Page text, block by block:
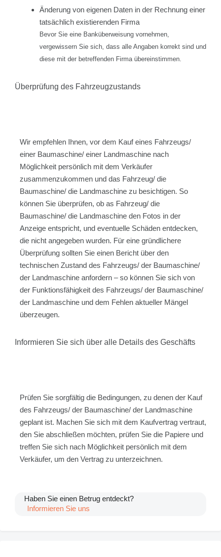
Änderung von eigenen Daten in der Rechnung einer
tatsächlich existierenden Firma
Bevor Sie eine Banküberweisung vornehmen,
vergewissern Sie sich, dass alle Angaben korrekt sind und
diese mit der betreffenden Firma übereinstimmen.
Überprüfung des Fahrzeugzustands
Wir empfehlen Ihnen, vor dem Kauf eines Fahrzeugs/
einer Baumaschine/ einer Landmaschine nach
Möglichkeit persönlich mit dem Verkäufer
zusammenzukommen und das Fahrzeug/ die
Baumaschine/ die Landmaschine zu besichtigen. So
können Sie überprüfen, ob as Fahrzeug/ die
Baumaschine/ die Landmaschine den Fotos in der
Anzeige entspricht, und eventuelle Schäden entdecken,
die nicht angegeben wurden. Für eine gründlichere
Überprüfung sollten Sie einen Bericht über den
technischen Zustand des Fahrzeugs/ der Baumaschine/
der Landmaschine anfordern – so können Sie sich von
der Funktionsfähigkeit des Fahrzeugs/ der Baumaschine/
der Landmaschine und dem Fehlen aktueller Mängel
überzeugen.
Informieren Sie sich über alle Details des Geschäfts
Prüfen Sie sorgfältig die Bedingungen, zu denen der Kauf
des Fahrzeugs/ der Baumaschine/ der Landmaschine
geplant ist. Machen Sie sich mit dem Kaufvertrag vertraut,
den Sie abschließen möchten, prüfen Sie die Papiere und
treffen Sie sich nach Möglichkeit persönlich mit dem
Verkäufer, um den Vertrag zu unterzeichnen.
Haben Sie einen Betrug entdeckt?
Informieren Sie uns